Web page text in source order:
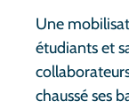
Une
étudiants et
chaussé ses